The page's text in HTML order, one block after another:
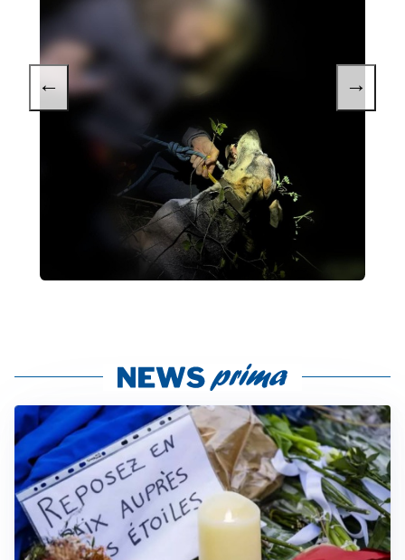
← →